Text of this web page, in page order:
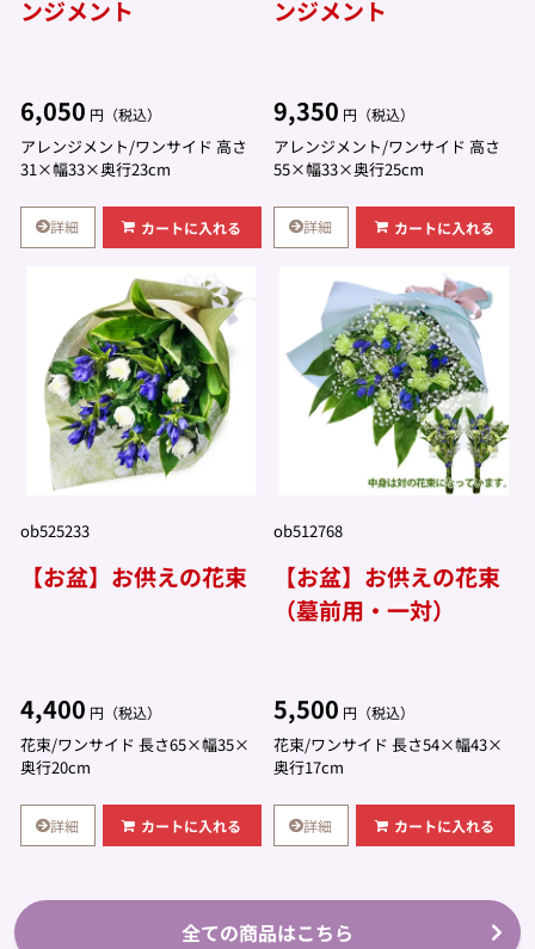
ンジメント
6,050 円（税込）
アレンジメント/ワンサイド 高さ
31×幅33×奥行23cm
詳細 カートに入れる
ンジメント
9,350 円（税込）
アレンジメント/ワンサイド 高さ
55×幅33×奥行25cm
詳細 カートに入れる
ob525233
【お盆】お供えの花束
4,400 円（税込）
花束/ワンサイド 長さ65×幅35×
奥行20cm
詳細 カートに入れる
ob512768
【お盆】お供えの花束
（墓前用・一対）
5,500 円（税込）
花束/ワンサイド 長さ54×幅43×
奥行17cm
詳細 カートに入れる
全ての商品はこちら